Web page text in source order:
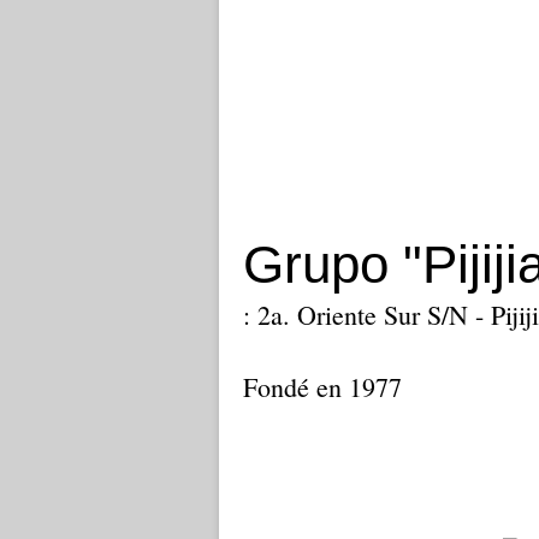
Grupo
: 2a. Oriente Sur S/N -
Fondé en 1977